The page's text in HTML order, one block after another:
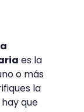
es la
o más
la
que